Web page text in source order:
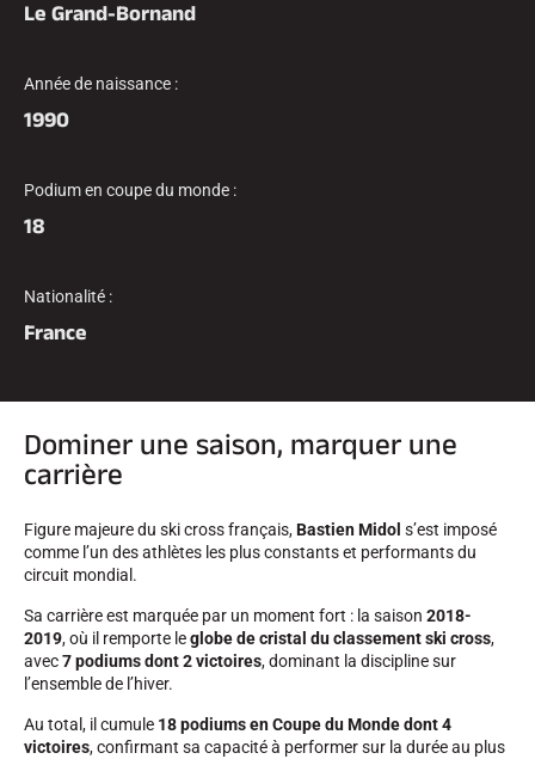
Kits complets
Cellules et détection
VOLA Board & Clé de protection
Le Grand-Bornand
Année de naissance :
1990
Podium en coupe du monde :
18
Nationalité :
France
Dominer une saison, marquer une
carrière
Figure majeure du ski cross français,Bastien Midol s’est imposé
comme l’un des athlètes les plus constants et performants du
circuit mondial.
Sa carrière est marquée par un moment fort : la saison 2018-
2019, où il remporte leglobe de cristal du classement ski cross,
avec7 podiums dont 2 victoires, dominant la discipline sur
l’ensemble de l’hiver.
Au total, il cumule 18 podiums en Coupe du Monde dont 4
victoires, confirmant sa capacité à performer sur la durée au plus